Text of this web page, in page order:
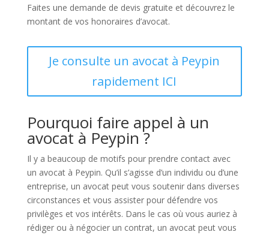
Faites une demande de devis gratuite et découvrez le
montant de vos honoraires d’avocat.
Je consulte un avocat à Peypin
rapidement ICI
Pourquoi faire appel à un
avocat à Peypin ?
Il y a beaucoup de motifs pour prendre contact avec
un avocat à Peypin. Qu’il s’agisse d’un individu ou d’une
entreprise, un avocat peut vous soutenir dans diverses
circonstances et vous assister pour défendre vos
privilèges et vos intérêts. Dans le cas où vous auriez à
rédiger ou à négocier un contrat, un avocat peut vous